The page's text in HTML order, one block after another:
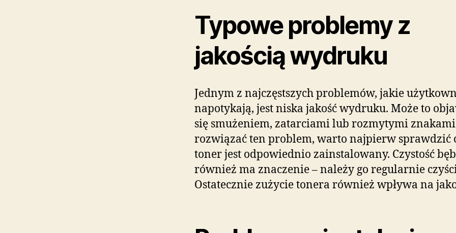
Typowe problemy z
jakością wydruku
Jednym z najczęstszych problemów, jakie
napotykają, jest niska jakość wydruku. Może to
się smużeniem, zatarciami lub rozmytymi
rozwiązać ten problem, warto najpierw sprawdzić
toner jest odpowiednio zainstalowany. Czystość
również ma znaczenie – należy go regularnie
Ostatecznie zużycie tonera również wpływa na